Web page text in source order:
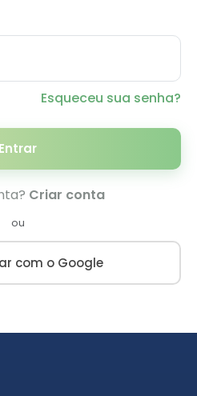
Esqueceu sua senha?
Entrar
Criar conta
ou
com o Google